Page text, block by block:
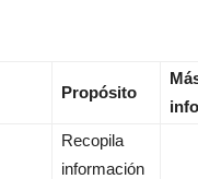
Propósito
Recopila
información